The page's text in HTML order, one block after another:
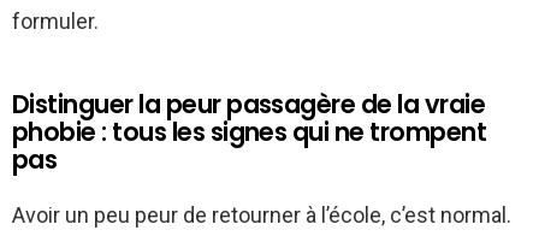
formuler.
Distinguer la peur passagère de la vraie
phobie : tous les signes qui ne trompent
pas
Avoir un peu peur de retourner à l’école, c’est normal.